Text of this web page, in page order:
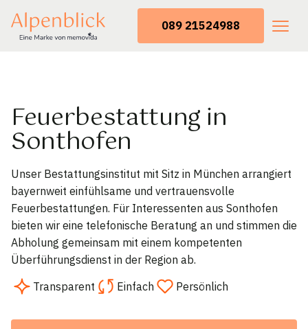
089 21524988
Feuerbestattung in
Sonthofen
Unser Bestattungsinstitut mit Sitz in München arrangiert
bayernweit einfühlsame und vertrauensvolle
Feuerbestattungen. Für Interessenten aus Sonthofen
bieten wir eine telefonische Beratung an und stimmen die
Abholung gemeinsam mit einem kompetenten
Überführungsdienst in der Region ab.
Transparent
Einfach Persönlich